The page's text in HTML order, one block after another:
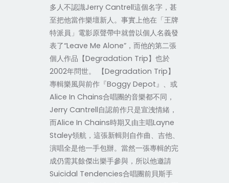
多人不認識Jerry Cantrell這個名字，甚
至把他當作樂壇新人。事實上他在「王牌
特派員」電影原聲帶中就曾以個人名義發
表了“Leave Me Alone”，而他的第二張
個人作品【Degradation Trip】也於
2002年問世。 【Degradation Trip】
專輯樂風與前作『Boggy Depot』、或
Alice In Chains合唱團的音樂都不同，
Jerry Cantrell自認前作只是宣洩情緒，
而Alice In Chains時期又由主唱Layne
Staley領航，這張新輯則自作曲、吉他、
演唱全是他一手包辦。當然一張專輯的完
成仍需其餘傑出樂手參與，所以他邀請
Suicidal Tendencies合唱團前貝斯手